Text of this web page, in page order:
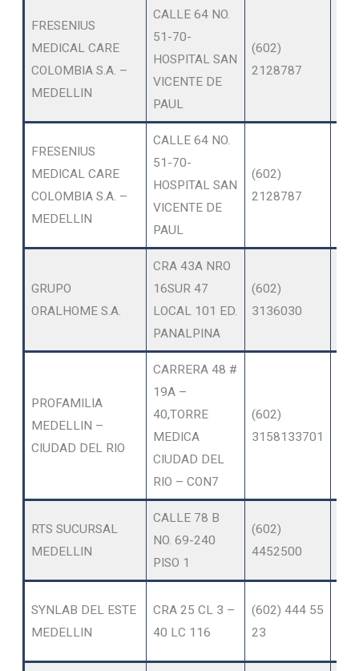
FRESENIUS
MEDICAL CARE
COLOMBIA S.A. –
MEDELLIN
CALLE 64 NO.
51-70-
HOSPITAL SAN
VICENTE DE
PAUL
(602)
2128787
FRESENIUS
MEDICAL CARE
COLOMBIA S.A. –
MEDELLIN
CALLE 64 NO.
51-70-
HOSPITAL SAN
VICENTE DE
PAUL
(602)
2128787
GRUPO
ORALHOME S.A.
CRA 43A NRO
16SUR 47
LOCAL 101 ED.
PANALPINA
(602)
3136030
PROFAMILIA
MEDELLIN –
CIUDAD DEL RIO
CARRERA 48 #
19A –
40,TORRE
MEDICA
CIUDAD DEL
RIO – CON7
(602)
3158133701
RTS SUCURSAL
MEDELLIN
CALLE 78 B
NO. 69-240
PISO 1
(602)
4452500
SYNLAB DEL ESTE
MEDELLIN
CRA 25 CL 3 –
40 LC 116
(602) 444 55
23